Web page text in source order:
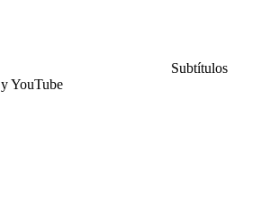
Subtítulos
YouTube